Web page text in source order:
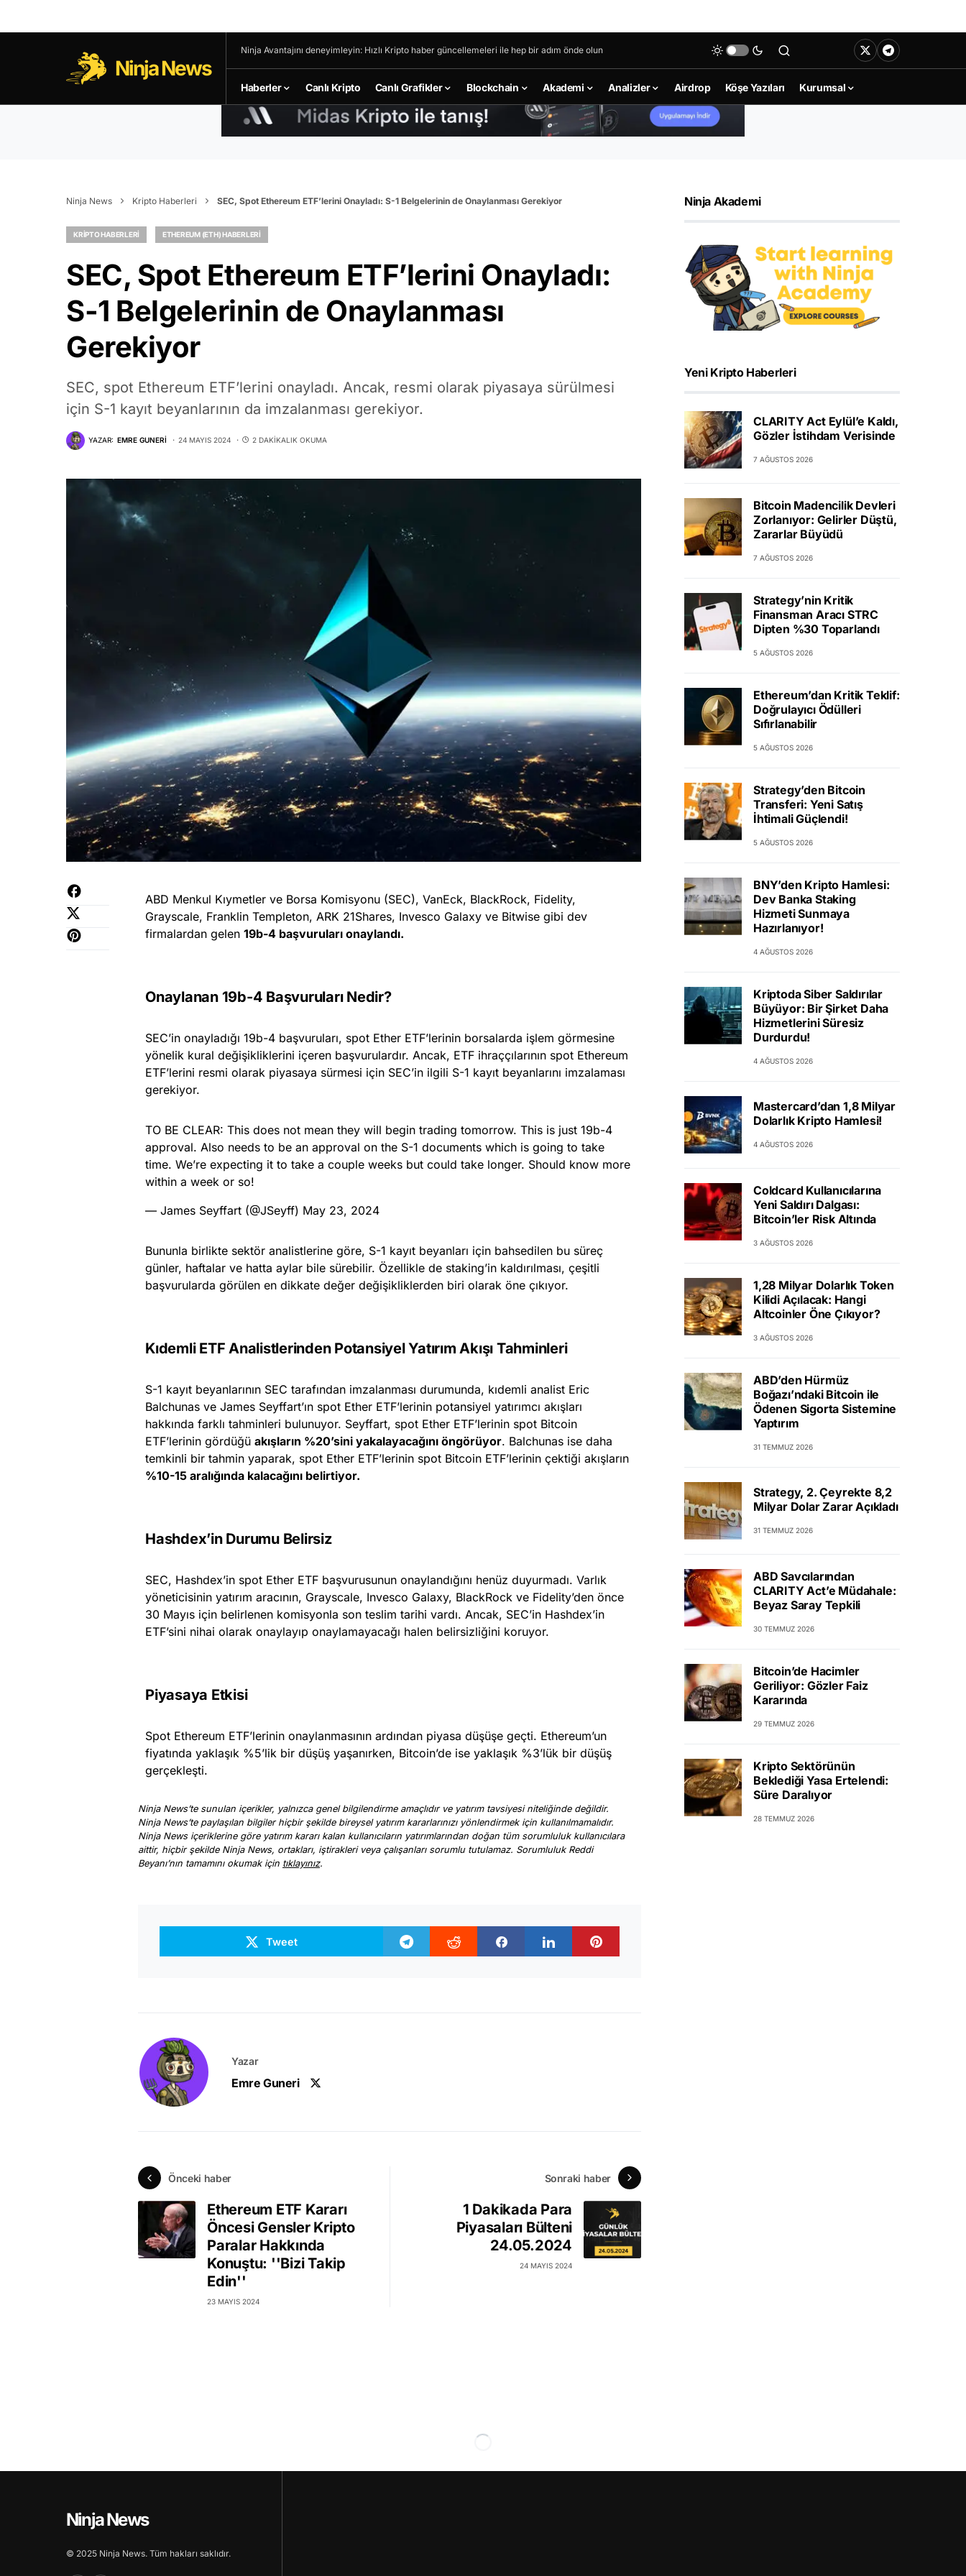
Ninja News
Ninja Avantajını deneyimleyin: Hızlı Kripto haber güncellemeleri ile hep bir adım önde olun
Haberler Canlı Kripto Canlı Grafikler Blockchain Akademi Analizler Airdrop Köşe Yazıları Kurumsal
Ninja News Kripto Haberleri SEC, Spot Ethereum ETF’lerini Onayladı: S-1 Belgelerinin de Onaylanması Gerekiyor
KRIPTO HABERLERI ETHEREUM (ETH) HABERLERI
SEC, Spot Ethereum ETF’lerini Onayladı:
S-1 Belgelerinin de Onaylanması
Gerekiyor
SEC, spot Ethereum ETF’lerini onayladı. Ancak, resmi olarak piyasaya sürülmesi
için S-1 kayıt beyanlarının da imzalanması gerekiyor.
YAZAR: EMRE GUNERI 24 MAYIS 2024 2 DAKIKALIK OKUMA
ABD Menkul Kıymetler ve Borsa Komisyonu (SEC), VanEck, BlackRock, Fidelity,
Grayscale, Franklin Templeton, ARK 21Shares, Invesco Galaxy ve Bitwise gibi dev
firmalardan gelen 19b-4 başvuruları onaylandı.
Onaylanan 19b-4 Başvuruları Nedir?
SEC’in onayladığı 19b-4 başvuruları, spot Ether ETF’lerinin borsalarda işlem görmesine
yönelik kural değişikliklerini içeren başvurulardır. Ancak, ETF ihraççılarının spot Ethereum
ETF’lerini resmi olarak piyasaya sürmesi için SEC’in ilgili S-1 kayıt beyanlarını imzalaması
gerekiyor.
TO BE CLEAR: This does not mean they will begin trading tomorrow. This is just 19b-4
approval. Also needs to be an approval on the S-1 documents which is going to take
time. We’re expecting it to take a couple weeks but could take longer. Should know more
within a week or so!
— James Seyffart (@JSeyff) May 23, 2024
Bununla birlikte sektör analistlerine göre, S-1 kayıt beyanları için bahsedilen bu süreç
günler, haftalar ve hatta aylar bile sürebilir. Özellikle de staking’in kaldırılması, çeşitli
başvurularda görülen en dikkate değer değişikliklerden biri olarak öne çıkıyor.
Kıdemli ETF Analistlerinden Potansiyel Yatırım Akışı Tahminleri
S-1 kayıt beyanlarının SEC tarafından imzalanması durumunda, kıdemli analist Eric
Balchunas ve James Seyffart’ın spot Ether ETF’lerinin potansiyel yatırımcı akışları
hakkında farklı tahminleri bulunuyor. Seyffart, spot Ether ETF’lerinin spot Bitcoin
ETF’lerinin gördüğü akışların %20’sini yakalayacağını öngörüyor. Balchunas ise daha
temkinli bir tahmin yaparak, spot Ether ETF’lerinin spot Bitcoin ETF’lerinin çektiği akışların
%10-15 aralığında kalacağını belirtiyor.
Hashdex’in Durumu Belirsiz
SEC, Hashdex’in spot Ether ETF başvurusunun onaylandığını henüz duyurmadı. Varlık
yöneticisinin yatırım aracının, Grayscale, Invesco Galaxy, BlackRock ve Fidelity’den önce
30 Mayıs için belirlenen komisyonla son teslim tarihi vardı. Ancak, SEC’in Hashdex’in
ETF’sini nihai olarak onaylayıp onaylamayacağı halen belirsizliğini koruyor.
Piyasaya Etkisi
Spot Ethereum ETF’lerinin onaylanmasının ardından piyasa düşüşe geçti. Ethereum’un
fiyatında yaklaşık %5’lik bir düşüş yaşanırken, Bitcoin’de ise yaklaşık %3’lük bir düşüş
gerçekleşti.
Ninja News’te sunulan içerikler, yalnızca genel bilgilendirme amaçlıdır ve yatırım tavsiyesi niteliğinde değildir.
Ninja News’te paylaşılan bilgiler hiçbir şekilde bireysel yatırım kararlarınızı yönlendirmek için kullanılmamalıdır.
Ninja News içeriklerine göre yatırım kararı kalan kullanıcıların yatırımlarından doğan tüm sorumluluk kullanıcılara
aittir, hiçbir şekilde Ninja News, ortakları, iştirakleri veya çalışanları sorumlu tutulamaz. Sorumluluk Reddi
Beyanı’nın tamamını okumak için tıklayınız.
Tweet
Yazar
Emre Guneri
Önceki haber
Ethereum ETF Kararı
Öncesi Gensler Kripto
Paralar Hakkında
Konuştu: ''Bizi Takip
Edin''
23 MAYIS 2024
Sonraki haber
1 Dakikada Para
Piyasaları Bülteni
24.05.2024
24 MAYIS 2024
Ninja Akademi
Yeni Kripto Haberleri
CLARITY Act Eylül’e Kaldı,
Gözler İstihdam Verisinde
7 AĞUSTOS 2026
Bitcoin Madencilik Devleri
Zorlanıyor: Gelirler Düştü,
Zararlar Büyüdü
7 AĞUSTOS 2026
Strategy’nin Kritik
Finansman Aracı STRC
Dipten %30 Toparlandı
5 AĞUSTOS 2026
Ethereum’dan Kritik Teklif:
Doğrulayıcı Ödülleri
Sıfırlanabilir
5 AĞUSTOS 2026
Strategy’den Bitcoin
Transferi: Yeni Satış
İhtimali Güçlendi!
5 AĞUSTOS 2026
BNY’den Kripto Hamlesi:
Dev Banka Staking
Hizmeti Sunmaya
Hazırlanıyor!
4 AĞUSTOS 2026
Kriptoda Siber Saldırılar
Büyüyor: Bir Şirket Daha
Hizmetlerini Süresiz
Durdurdu!
4 AĞUSTOS 2026
Mastercard’dan 1,8 Milyar
Dolarlık Kripto Hamlesi!
4 AĞUSTOS 2026
Coldcard Kullanıcılarına
Yeni Saldırı Dalgası:
Bitcoin’ler Risk Altında
3 AĞUSTOS 2026
1,28 Milyar Dolarlık Token
Kilidi Açılacak: Hangi
Altcoinler Öne Çıkıyor?
3 AĞUSTOS 2026
ABD’den Hürmüz
Boğazı’ndaki Bitcoin ile
Ödenen Sigorta Sistemine
Yaptırım
31 TEMMUZ 2026
Strategy, 2. Çeyrekte 8,2
Milyar Dolar Zarar Açıkladı
31 TEMMUZ 2026
ABD Savcılarından
CLARITY Act’e Müdahale:
Beyaz Saray Tepkili
30 TEMMUZ 2026
Bitcoin’de Hacimler
Geriliyor: Gözler Faiz
Kararında
29 TEMMUZ 2026
Kripto Sektörünün
Beklediği Yasa Ertelendi:
Süre Daralıyor
28 TEMMUZ 2026
Ninja News
© 2025 Ninja News. Tüm hakları saklıdır.